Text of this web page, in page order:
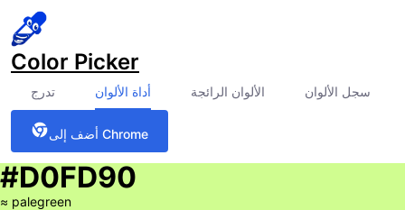
Color Picker
تدرج أداة الألوان الألوان الرائجة سجل الألوان
أضف إلى Chrome
#D0FD90
≈ palegreen